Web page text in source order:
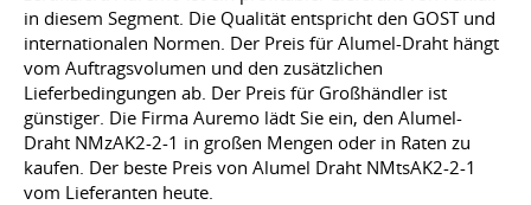
in diesem Segment. Die Qualität entspricht den GOST und
internationalen Normen. Der Preis für Alumel-Draht hängt
vom Auftragsvolumen und den zusätzlichen
Lieferbedingungen ab. Der Preis für Großhändler ist
günstiger. Die Firma Auremo lädt Sie ein, den Alumel-
Draht NMzAK2-2-1 in großen Mengen oder in Raten zu
kaufen. Der beste Preis von Alumel Draht NMtsAK2-2-1
vom Lieferanten heute.